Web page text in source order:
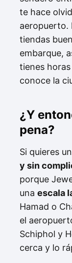
te hace
aeropuerto.
tiendas
embarque,
tienes
conoce la
¿Y
pena?
Si quieres
y sin
porque
una escala
Hamad o
el
Schiphol y
cerca y lo